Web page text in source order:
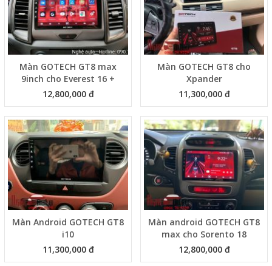
Màn GOTECH GT8 max
9inch cho Everest 16 +
12,800,000 đ
Màn GOTECH GT8 cho
Xpander
11,300,000 đ
Màn Android GOTECH GT8
i10
11,300,000 đ
Màn android GOTECH GT8
max cho Sorento 18
12,800,000 đ